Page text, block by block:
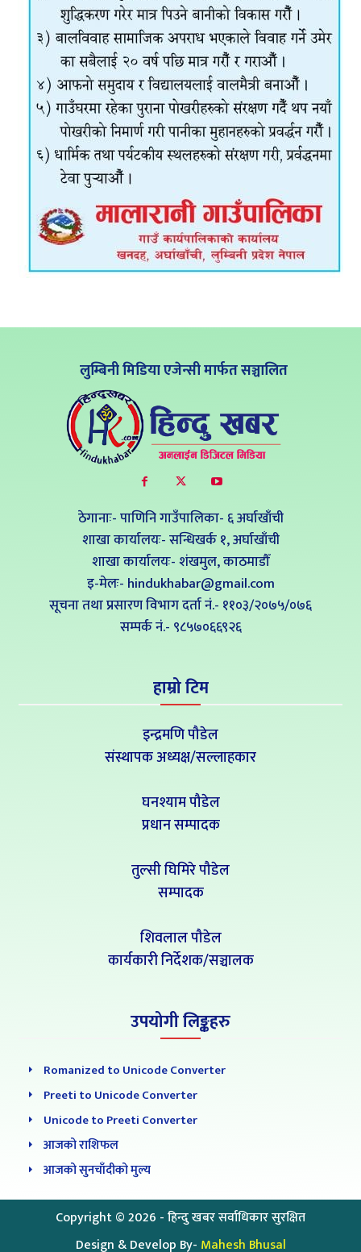
लुम्बिनी मिडिया एजेन्सी मार्फत सञ्चालित
ठेगानाः- पाणिनि गाउँपालिका- ६ अर्घाखाँची
शाखा कार्यालयः- सन्धिखर्क १, अर्घाखाँची
शाखा कार्यालयः- शंखमुल, काठमाडौँ
इ-मेलः- hindukhabar@gmail.com
सूचना तथा प्रसारण विभाग दर्ता नं.- ११०३/२०७५/०७६
सम्पर्क नं‍.- ९८५७०६६९२६
हाम्रो टिम
इन्द्रमणि पौडेल
संस्थापक अध्यक्ष/सल्लाहकार
घनश्याम पौडेल
प्रधान सम्पादक
तुल्सी घिमिरे पौडेल
सम्पादक
शिवलाल पौडेल
कार्यकारी निर्देशक/सञ्चालक
उपयोगी लिङ्कहरु
Romanized to Unicode Converter
Preeti to Unicode Converter
Unicode to Preeti Converter
आजको राशिफल
आजको सुनचाँदीको मुल्य
Copyright ©2026 - हिन्दु खबर सर्वाधिकार सुरक्षित
Design & Develop By- Mahesh Bhusal